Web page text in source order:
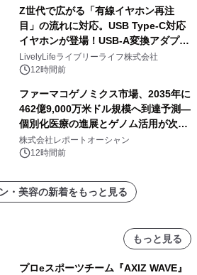
Z世代で広がる「有線イヤホン再注
目」の流れに対応。USB Type-C対応
イヤホンが登場！USB-A変換アダプタ
ー付きでスマホからパソコンまで幅広
く活用可能
LivelyLifeライブリーライフ株式会社
12時間前
ファーマコゲノミクス市場、2035年に
462億9,000万米ドル規模へ到達予測―
個別化医療の進展とゲノム活用が次世
代ヘルスケア投資を加速
株式会社レポートオーシャン
12時間前
・美容の新着をもっと見る
もっと見る
プロeスポーツチーム『AXIZ WAVE』